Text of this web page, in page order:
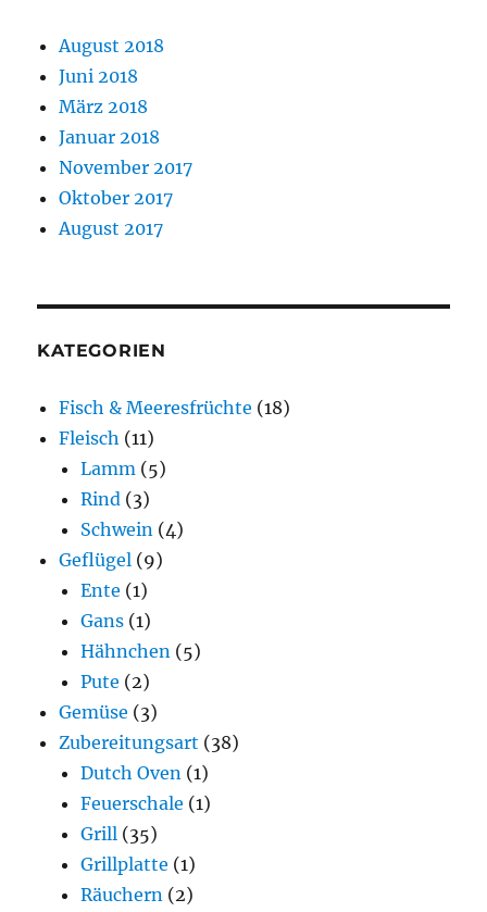
August 2018
Juni 2018
März 2018
Januar 2018
November 2017
Oktober 2017
August 2017
KATEGORIEN
Fisch & Meeresfrüchte (18)
Fleisch (11)
Lamm (5)
Rind (3)
Schwein (4)
Geflügel (9)
Ente (1)
Gans (1)
Hähnchen (5)
Pute (2)
Gemüse (3)
Zubereitungsart (38)
Dutch Oven (1)
Feuerschale (1)
Grill (35)
Grillplatte (1)
Räuchern (2)